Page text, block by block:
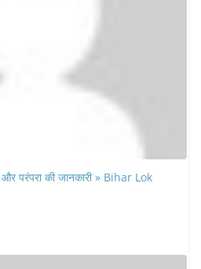
परंपरा की जानकारी » Bihar Lok